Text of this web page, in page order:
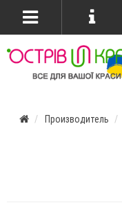
Производитель